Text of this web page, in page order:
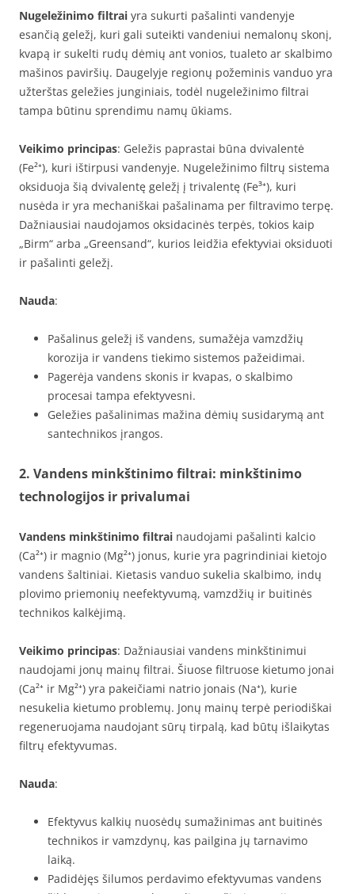
Nugeležinimo filtrai yra sukurti pašalinti vandenyje
esančią geležį, kuri gali suteikti vandeniui nemalonų skonį,
kvapą ir sukelti rudų dėmių ant vonios, tualeto ar skalbimo
mašinos paviršių. Daugelyje regionų požeminis vanduo yra
užterštas geležies junginiais, todėl nugeležinimo filtrai
tampa būtinu sprendimu namų ūkiams.
Veikimo principas: Geležis paprastai būna dvivalentė
(Fe²⁺), kuri ištirpusi vandenyje. Nugeležinimo filtrų sistema
oksiduoja šią dvivalentę geležį į trivalentę (Fe³⁺), kuri
nusėda ir yra mechaniškai pašalinama per filtravimo terpę.
Dažniausiai naudojamos oksidacinės terpės, tokios kaip
„Birm“ arba „Greensand“, kurios leidžia efektyviai oksiduoti
ir pašalinti geležį.
Nauda:
Pašalinus geležį iš vandens, sumažėja vamzdžių
korozija ir vandens tiekimo sistemos pažeidimai.
Pagerėja vandens skonis ir kvapas, o skalbimo
procesai tampa efektyvesni.
Geležies pašalinimas mažina dėmių susidarymą ant
santechnikos įrangos.
2. Vandens minkštinimo filtrai: minkštinimo
technologijos ir privalumai
Vandens minkštinimo filtrai naudojami pašalinti kalcio
(Ca²⁺) ir magnio (Mg²⁺) jonus, kurie yra pagrindiniai kietojo
vandens šaltiniai. Kietasis vanduo sukelia skalbimo, indų
plovimo priemonių neefektyvumą, vamzdžių ir buitinės
technikos kalkėjimą.
Veikimo principas: Dažniausiai vandens minkštinimui
naudojami jonų mainų filtrai. Šiuose filtruose kietumo jonai
(Ca²⁺ ir Mg²⁺) yra pakeičiami natrio jonais (Na⁺), kurie
nesukelia kietumo problemų. Jonų mainų terpė periodiškai
regeneruojama naudojant sūrų tirpalą, kad būtų išlaikytas
filtrų efektyvumas.
Nauda:
Efektyvus kalkių nuosėdų sumažinimas ant buitinės
technikos ir vamzdynų, kas pailgina jų tarnavimo
laiką.
Padidėjęs šilumos perdavimo efektyvumas vandens